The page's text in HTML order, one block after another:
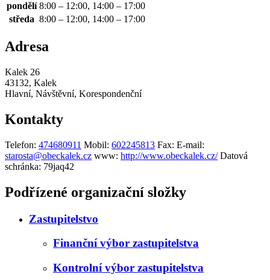
pondělí 8:00 – 12:00, 14:00 – 17:00
středa 8:00 – 12:00, 14:00 – 17:00
Adresa
Kalek 26
43132, Kalek
Hlavní, Návštěvní, Korespondenční
Kontakty
Telefon: 474680911 Mobil: 602245813 Fax: E-mail:
starosta@obeckalek.cz www: http://www.obeckalek.cz/ Datová
schránka: 79jaq42
Podřízené organizační složky
Zastupitelstvo
Finanční výbor zastupitelstva
Kontrolní výbor zastupitelstva